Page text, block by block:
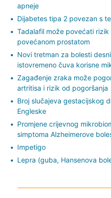
apneje
Dijabetes tipa 2 povezan s
Tadalafil može povećati
povećanom prostatom
Novi tretman za bolesti
istovremeno čuva korisne
Zagađenje zraka može
artritisa i rizik od pogoršanja
Broj slučajeva gestacijskog
Engleske
Promjene crijevnog
simptoma Alzheimerove
Impetigo
Lepra (guba, Hansenova